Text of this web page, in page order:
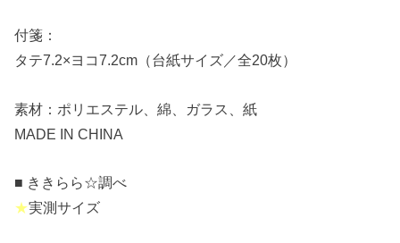
付箋：
タテ7.2×ヨコ7.2cm（台紙サイズ／全20枚）
素材：ポリエステル、綿、ガラス、紙
MADE IN CHINA
■ ききらら☆調べ
★実測サイズ